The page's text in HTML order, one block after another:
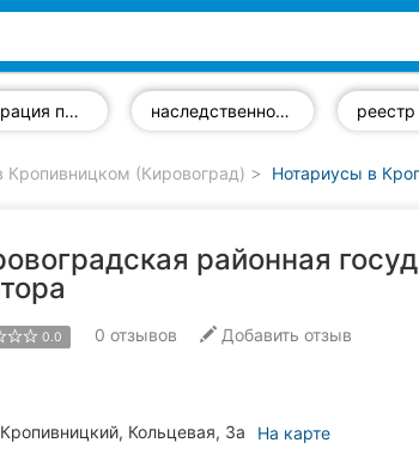
регистрация предприятий наследственное право
Кропивницком (Кировоград) Нотариусы в
районная
0.0 0 отзывов Добавить отзыв
Кропивницкий, Кольцевая, 3а На карте